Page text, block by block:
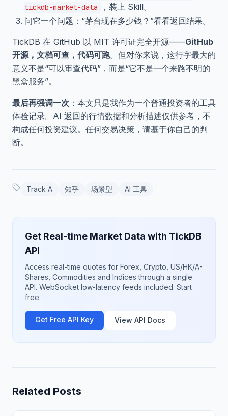
tickdb-market-data
，装上 Skill。
问它一个问题：“茅台现在多少钱？”看看返回结果。
TickDB 在 GitHub 以 MIT 许可证完全开源——GitHub
开源，文档可查，代码可跑。但对你来说，这行字最大的
意义不是“可以审查代码”，而是“它不是一个来路不明的
黑盒服务”。
最后再强调一次 ：本文只是我作为一个普通投资者的工具
体验记录。AI 返回的行情数据和分析描述仅供参考，不
构成任何投资建议。任何交易决策，请基于你自己的判
断。
Track A 知乎 场景型 AI 工具
Get Real-time Market Data with TickDB
API
Access real-time quotes for Forex, Crypto, US/HK/A-
Shares, Commodities and Indices through a single
API. WebSocket low-latency feeds included. Start
free.
Get Free API Key View API Docs
Related Posts